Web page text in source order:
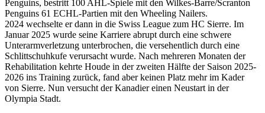
Penguins, bestritt 100 AHL-Spiele mit den Wilkes-Barre/Scranton
Penguins 61 ECHL-Partien mit den Wheeling Nailers.
2024 wechselte er dann in die Swiss League zum HC Sierre. Im
Januar 2025 wurde seine Karriere abrupt durch eine schwere
Unterarmverletzung unterbrochen, die versehentlich durch eine
Schlittschuhkufe verursacht wurde. Nach mehreren Monaten der
Rehabilitation kehrte Houde in der zweiten Hälfte der Saison 2025-
2026 ins Training zurück, fand aber keinen Platz mehr im Kader
von Sierre. Nun versucht der Kanadier einen Neustart in der
Olympia Stadt.